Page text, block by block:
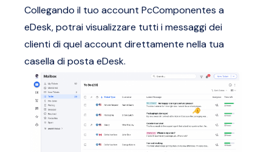
Collegando il tuo account PcComponentes a
eDesk, potrai visualizzare tutti i messaggi dei
clienti di quel account direttamente nella tua
casella di posta eDesk.